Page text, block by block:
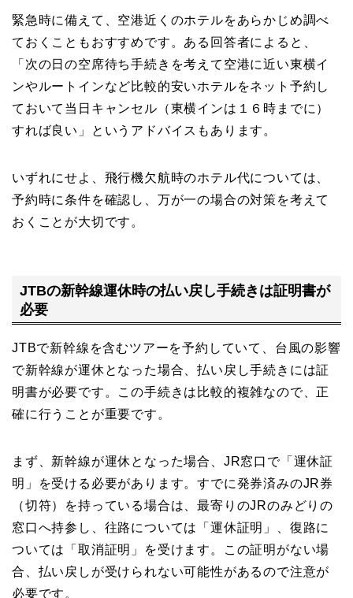
緊急時に備えて、空港近くのホテルをあらかじめ調べ
ておくこともおすすめです。ある回答者によると、
「次の日の空席待ち手続きを考えて空港に近い東横イ
ンやルートインなど比較的安いホテルをネット予約し
ておいて当日キャンセル（東横インは１６時までに）
すれば良い」というアドバイスもあります。
いずれにせよ、飛行機欠航時のホテル代については、
予約時に条件を確認し、万が一の場合の対策を考えて
おくことが大切です。
JTBの新幹線運休時の払い戻し手続きは証明書が
必要
JTBで新幹線を含むツアーを予約していて、台風の影響
で新幹線が運休となった場合、払い戻し手続きには証
明書が必要です。この手続きは比較的複雑なので、正
確に行うことが重要です。
まず、新幹線が運休となった場合、JR窓口で「運休証
明」を受ける必要があります。すでに発券済みのJR券
（切符）を持っている場合は、最寄りのJRのみどりの
窓口へ持参し、往路については「運休証明」、復路に
ついては「取消証明」を受けます。この証明がない場
合、払い戻しが受けられない可能性があるので注意が
必要です。